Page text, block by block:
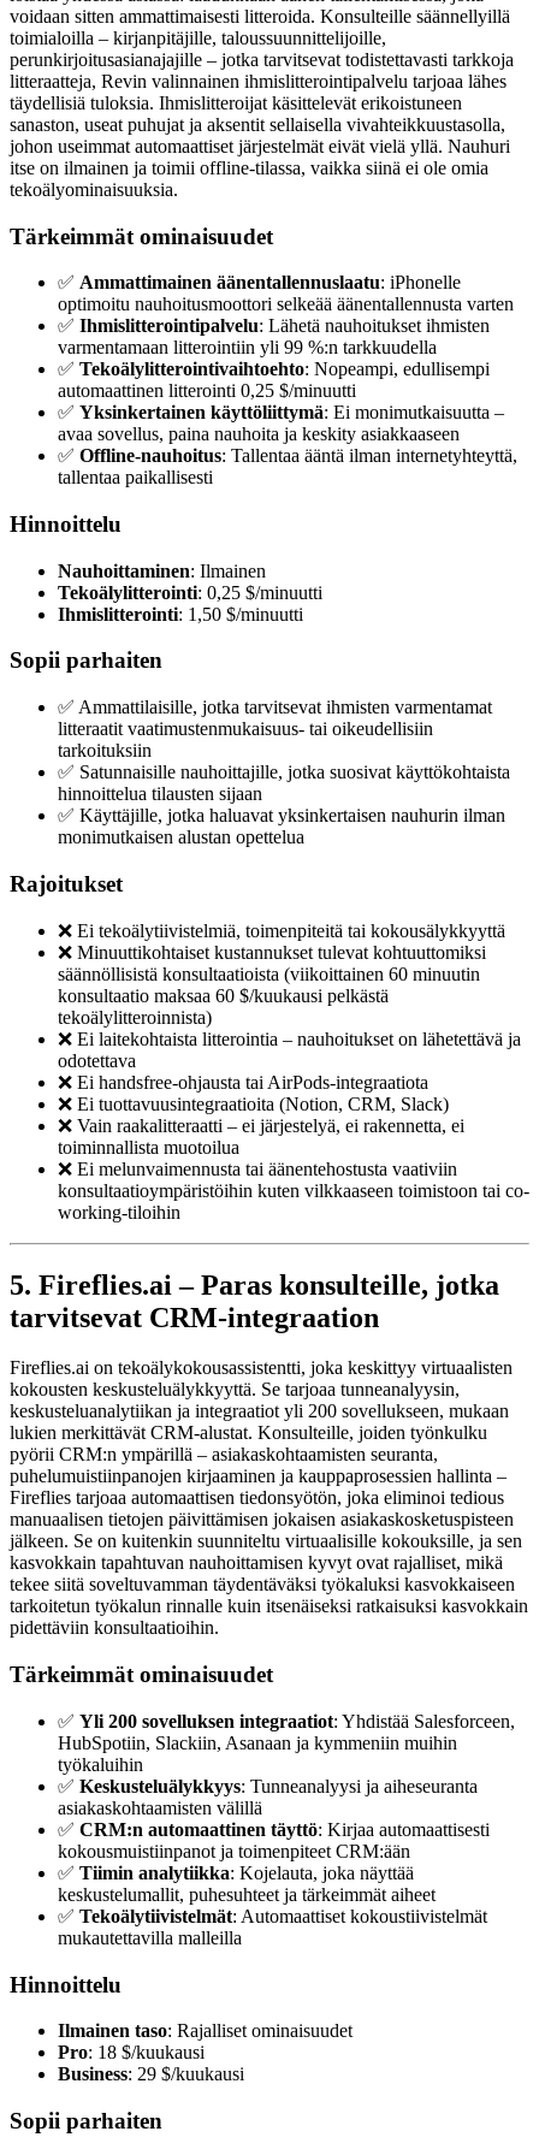
voidaan sitten ammattimaisesti litteroida. Konsulteille säännellyillä
toimialoilla – kirjanpitäjille, taloussuunnittelijoille,
perunkirjoitusasianajajille – jotka tarvitsevat todistettavasti tarkkoja
litteraatteja, Revin valinnainen ihmislitterointipalvelu tarjoaa lähes
täydellisiä tuloksia. Ihmislitteroijat käsittelevät erikoistuneen
sanaston, useat puhujat ja aksentit sellaisella vivahteikkuustasolla,
johon useimmat automaattiset järjestelmät eivät vielä yllä. Nauhuri
itse on ilmainen ja toimii offline-tilassa, vaikka siinä ei ole omia
tekoälyominaisuuksia.
Tärkeimmät ominaisuudet
✅ Ammattimainen äänentallennuslaatu: iPhonelle
optimoitu nauhoitusmoottori selkeää äänentallennusta varten
✅ Ihmislitterointipalvelu: Lähetä nauhoitukset ihmisten
varmentamaan litterointiin yli 99 %:n tarkkuudella
✅ Tekoälylitterointivaihtoehto: Nopeampi, edullisempi
automaattinen litterointi 0,25 $/minuutti
✅ Yksinkertainen käyttöliittymä: Ei monimutkaisuutta –
avaa sovellus, paina nauhoita ja keskity asiakkaaseen
✅ Offline-nauhoitus: Tallentaa ääntä ilman internetyhteyttä,
tallentaa paikallisesti
Hinnoittelu
Nauhoittaminen: Ilmainen
Tekoälylitterointi: 0,25 $/minuutti
Ihmislitterointi: 1,50 $/minuutti
Sopii parhaiten
✅ Ammattilaisille, jotka tarvitsevat ihmisten varmentamat
litteraatit vaatimustenmukaisuus- tai oikeudellisiin
tarkoituksiin
✅ Satunnaisille nauhoittajille, jotka suosivat käyttökohtaista
hinnoittelua tilausten sijaan
✅ Käyttäjille, jotka haluavat yksinkertaisen nauhurin ilman
monimutkaisen alustan opettelua
Rajoitukset
❌ Ei tekoälytiivistelmiä, toimenpiteitä tai kokousälykkyyttä
❌ Minuuttikohtaiset kustannukset tulevat kohtuuttomiksi
säännöllisistä konsultaatioista (viikoittainen 60 minuutin
konsultaatio maksaa 60 $/kuukausi pelkästä
tekoälylitteroinnista)
❌ Ei laitekohtaista litterointia – nauhoitukset on lähetettävä ja
odotettava
❌ Ei handsfree-ohjausta tai AirPods-integraatiota
❌ Ei tuottavuusintegraatioita (Notion, CRM, Slack)
❌ Vain raakalitteraatti – ei järjestelyä, ei rakennetta, ei
toiminnallista muotoilua
❌ Ei melunvaimennusta tai äänentehostusta vaativiin
konsultaatioympäristöihin kuten vilkkaaseen toimistoon tai co-
working-tiloihin
5. Fireflies.ai – Paras konsulteille, jotka
tarvitsevat CRM-integraation
Fireflies.ai on tekoälykokousassistentti, joka keskittyy virtuaalisten
kokousten keskusteluälykkyyttä. Se tarjoaa tunneanalyysin,
keskusteluanalytiikan ja integraatiot yli 200 sovellukseen, mukaan
lukien merkittävät CRM-alustat. Konsulteille, joiden työnkulku
pyörii CRM:n ympärillä – asiakaskohtaamisten seuranta,
puhelumuistiinpanojen kirjaaminen ja kauppaprosessien hallinta –
Fireflies tarjoaa automaattisen tiedonsyötön, joka eliminoi tedious
manuaalisen tietojen päivittämisen jokaisen asiakaskosketuspisteen
jälkeen. Se on kuitenkin suunniteltu virtuaalisille kokouksille, ja sen
kasvokkain tapahtuvan nauhoittamisen kyvyt ovat rajalliset, mikä
tekee siitä soveltuvamman täydentäväksi työkaluksi kasvokkaiseen
tarkoitetun työkalun rinnalle kuin itsenäiseksi ratkaisuksi kasvokkain
pidettäviin konsultaatioihin.
Tärkeimmät ominaisuudet
✅ Yli 200 sovelluksen integraatiot: Yhdistää Salesforceen,
HubSpotiin, Slackiin, Asanaan ja kymmeniin muihin
työkaluihin
✅ Keskusteluälykkyys: Tunneanalyysi ja aiheseuranta
asiakaskohtaamisten välillä
✅ CRM:n automaattinen täyttö: Kirjaa automaattisesti
kokousmuistiinpanot ja toimenpiteet CRM:ään
✅ Tiimin analytiikka: Kojelauta, joka näyttää
keskustelumallit, puhesuhteet ja tärkeimmät aiheet
✅ Tekoälytiivistelmät: Automaattiset kokoustiivistelmät
mukautettavilla malleilla
Hinnoittelu
Ilmainen taso: Rajalliset ominaisuudet
Pro: 18 $/kuukausi
Business: 29 $/kuukausi
Sopii parhaiten